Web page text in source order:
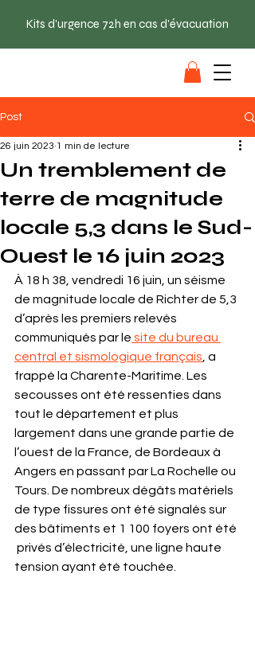
Kits d'urgence 72h en cas d'évacuation
Post
Un tremblement de
terre de magnitude
locale 5,3 dans le Sud-
Ouest le 16 juin 2023
26 juin 2023 1 min de lecture
À 18 h 38, vendredi 16 juin, un séisme
de magnitude locale de Richter de 5,3
d’après les premiers relevés
communiqués par le site du bureau
central et sismologique français , a
frappé la Charente-Maritime. Les
secousses ont été ressenties dans
tout le département et plus
largement dans une grande partie de
l’ouest de la France, de Bordeaux à
Angers en passant par La Rochelle ou
Tours. De nombreux dégâts matériels
de type fissures ont été signalés sur
des bâtiments et 1 100 foyers ont été
privés d’électricité, une ligne haute
tension ayant été touchée.